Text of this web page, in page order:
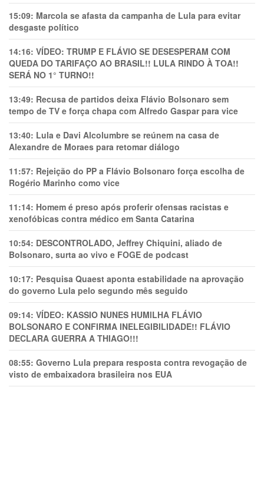
15:09: Marcola se afasta da campanha de Lula para evitar
desgaste político
14:16: VÍDEO: TRUMP E FLÁVIO SE DESESPERAM COM
QUEDA DO TARIFAÇO AO BRASIL!! LULA RINDO À TOA!!
SERÁ NO 1° TURNO!!
13:49: Recusa de partidos deixa Flávio Bolsonaro sem
tempo de TV e força chapa com Alfredo Gaspar para vice
13:40: Lula e Davi Alcolumbre se reúnem na casa de
Alexandre de Moraes para retomar diálogo
11:57: Rejeição do PP a Flávio Bolsonaro força escolha de
Rogério Marinho como vice
11:14: Homem é preso após proferir ofensas racistas e
xenofóbicas contra médico em Santa Catarina
10:54: DESCONTROLADO, Jeffrey Chiquini, aliado de
Bolsonaro, surta ao vivo e FOGE de podcast
10:17: Pesquisa Quaest aponta estabilidade na aprovação
do governo Lula pelo segundo mês seguido
09:14: VÍDEO: KASSIO NUNES HUMlLHA FLÁVIO
BOLSONARO E CONFIRMA INELEGIBILIDADE!! FLÁVIO
DECLARA GUERRA A THIAGO!!!
08:55: Governo Lula prepara resposta contra revogação de
visto de embaixadora brasileira nos EUA